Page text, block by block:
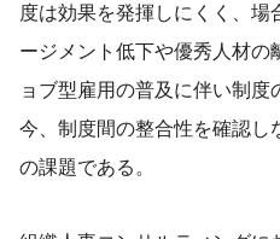
度は効果を発揮しにくく、
ージメント低下や優秀人材の
ョブ型雇用の普及に伴い制
今、制度間の整合性を確認し
の課題である。